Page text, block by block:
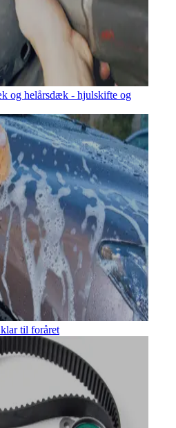
og helårsdæk - hjulskifte og
til foråret